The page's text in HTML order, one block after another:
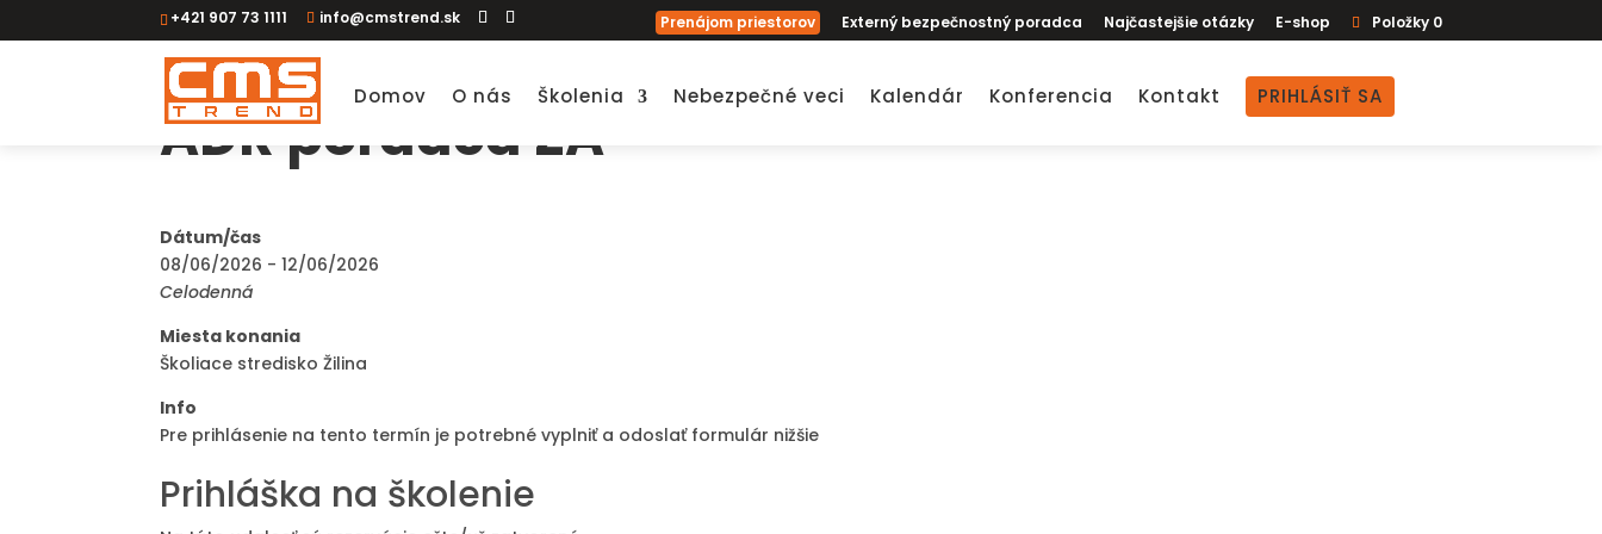
+421 907 73 1111 info@cmstrend.sk Prenájom priestorov Externý bezpečnostný poradca Najčastejšie otázky E-shop Položky 0
Domov O nás Školenia Nebezpečné veci Kalendár Konferencia Kontakt PRIHLÁSIŤ SA
ADR poradca ZA
Dátum/čas
08/06/2026 - 12/06/2026
Celodenná
Miesta konania
Školiace stredisko Žilina
Info
Pre prihlásenie na tento termín je potrebné vyplniť a odoslať formulár nižšie
Prihláška na školenie